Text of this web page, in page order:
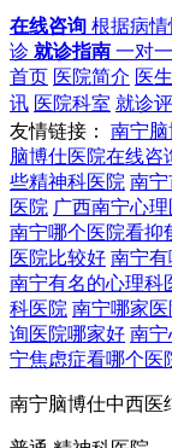
在线咨询 根据病
诊 就诊指南 一对
首页 医院简介 医
讯 医院科室 就诊
友情链接： 南宁
脑博仕医院在线咨
些精神科医院 南
医院 广西南宁心
南宁哪个医院看抑
医院比较好 南宁
南宁有名的心理科
科医院 南宁哪家
询医院哪家好 南
宁焦虑症看哪个医
南宁脑博仕中西医